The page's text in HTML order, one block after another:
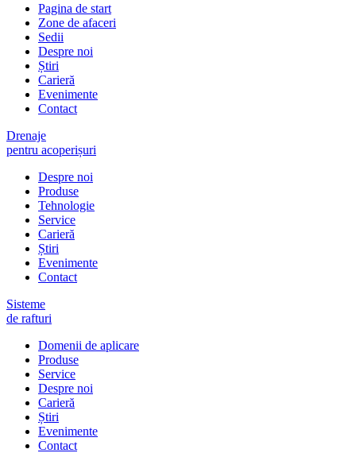
Pagina de start
Zone de afaceri
Sedii
Despre noi
Știri
Carieră
Evenimente
Contact
Drenaje
pentru acoperișuri
Despre noi
Produse
Tehnologie
Service
Carieră
Știri
Evenimente
Contact
Sisteme
de rafturi
Domenii de aplicare
Produse
Service
Despre noi
Carieră
Știri
Evenimente
Contact